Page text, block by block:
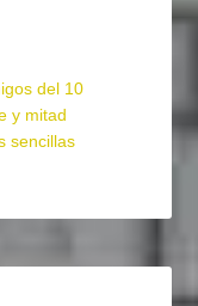
del 10
y mitad
sencillas